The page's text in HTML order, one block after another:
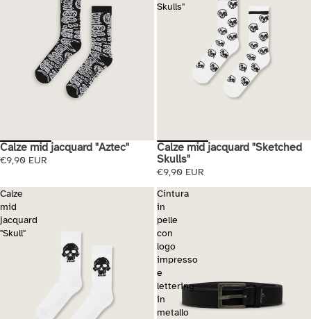
Esaurito
Calze mid jacquard "Aztec"
€9,90 EUR
Skulls"
Calze mid jacquard "Sketched
Skulls"
€9,90 EUR
Calze
mid
jacquard
"Skull"
Cintura
in
pelle
con
logo
impresso
e
lettering
in
metallo